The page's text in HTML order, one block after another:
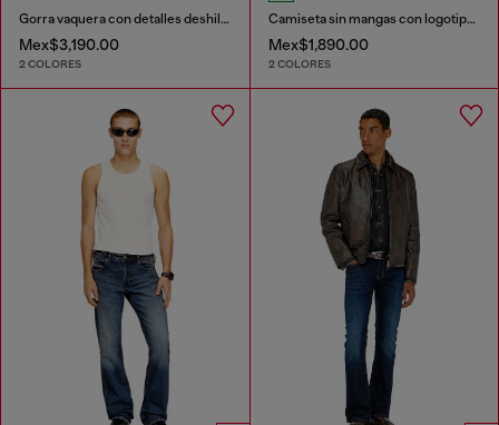
Gorra vaquera con detalles deshilachados y logotipo bordado.
Mex$3,190.00
2 COLORES
Camiseta sin mangas con logotipo estampado en el pecho
Mex$1,890.00
2 COLORES